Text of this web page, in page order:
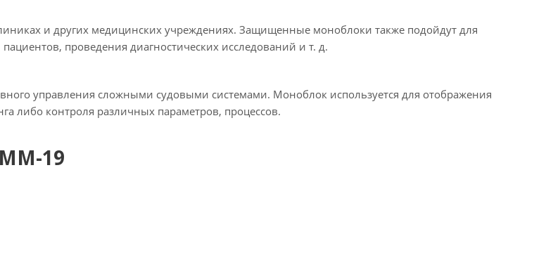
и других медицинских учреждениях. Защищенные моноблоки также подойдут для
проведения диагностических исследований и т. д.
управления сложными судовыми системами. Моноблок используется для отображения
либо контроля различных параметров, процессов.
19